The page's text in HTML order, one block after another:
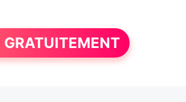
GRATUITEMENT